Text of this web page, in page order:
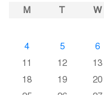
M T W
4
5 6
11
12 13
18
19 20